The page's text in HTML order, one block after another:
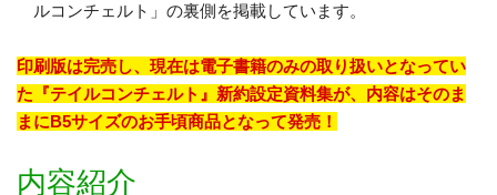
ルコンチェルト」の裏側を掲載しています。
印刷版は完売し、現在は電子書籍のみの取り扱いとなってい
た『テイルコンチェルト』新約設定資料集が、内容はそのま
まにB5サイズのお手頃商品となって発売！
内容紹介